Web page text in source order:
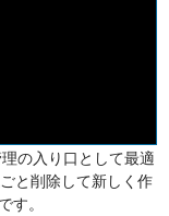
の入り口として最適
と削除して新しく作
。